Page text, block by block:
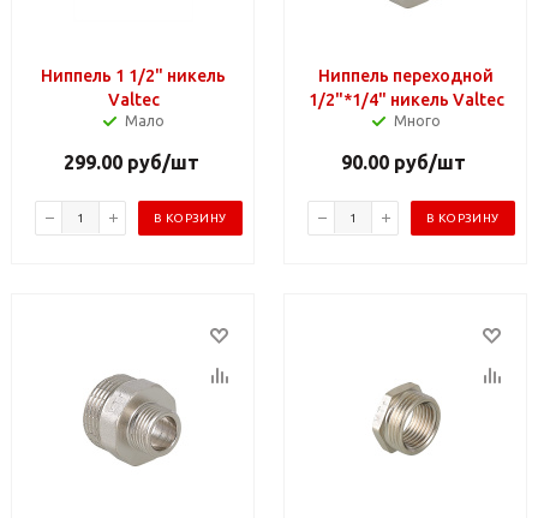
Ниппель 1 1/2" никель
Valtec
Мало
299.00руб/шт
В КОРЗИНУ
Ниппель переходной
1/2"*1/4" никель Valtec
Много
90.00 руб/шт
В КОРЗИНУ